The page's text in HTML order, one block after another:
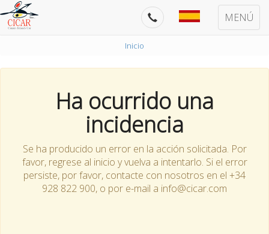
MENÚ
Inicio
Ha ocurrido una
incidencia
Se ha producido un error en la acción solicitada. Por
favor, regrese al inicio y vuelva a intentarlo. Si el error
persiste, por favor, contacte con nosotros en el +34
928 822 900, o por e-mail a info@cicar.com